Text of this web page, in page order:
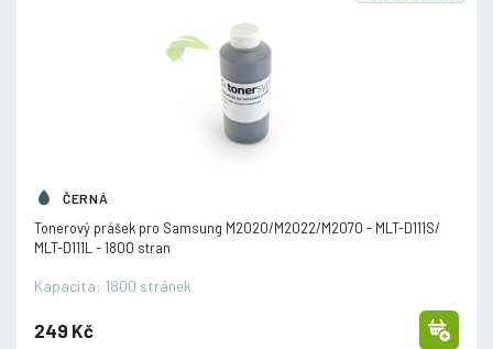
ČERNÁ
Tonerový prášek pro Samsung M2020/M2022/M2070 - MLT-D111S/
MLT-D111L - 1800 stran
Kapacita: 1800 stránek
249 Kč